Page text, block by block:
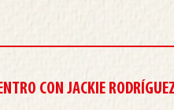
CON JACKIE